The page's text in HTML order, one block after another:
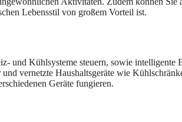
Lebensstil von großem Vorteil ist.
und Kühlsysteme steuern, sowie intelligente
vernetzte Haushaltsgeräte wie
Geräte fungieren.